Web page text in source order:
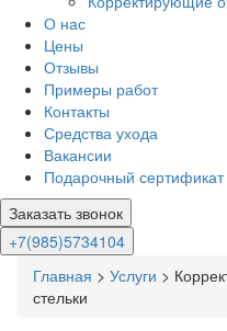
О нас
Цены
Отзывы
Примеры работ
Контакты
Средства ухода
Вакансии
Подарочный сертификат
Заказать звонок
+7(985)5734104
Главная > Услуги >
стельки